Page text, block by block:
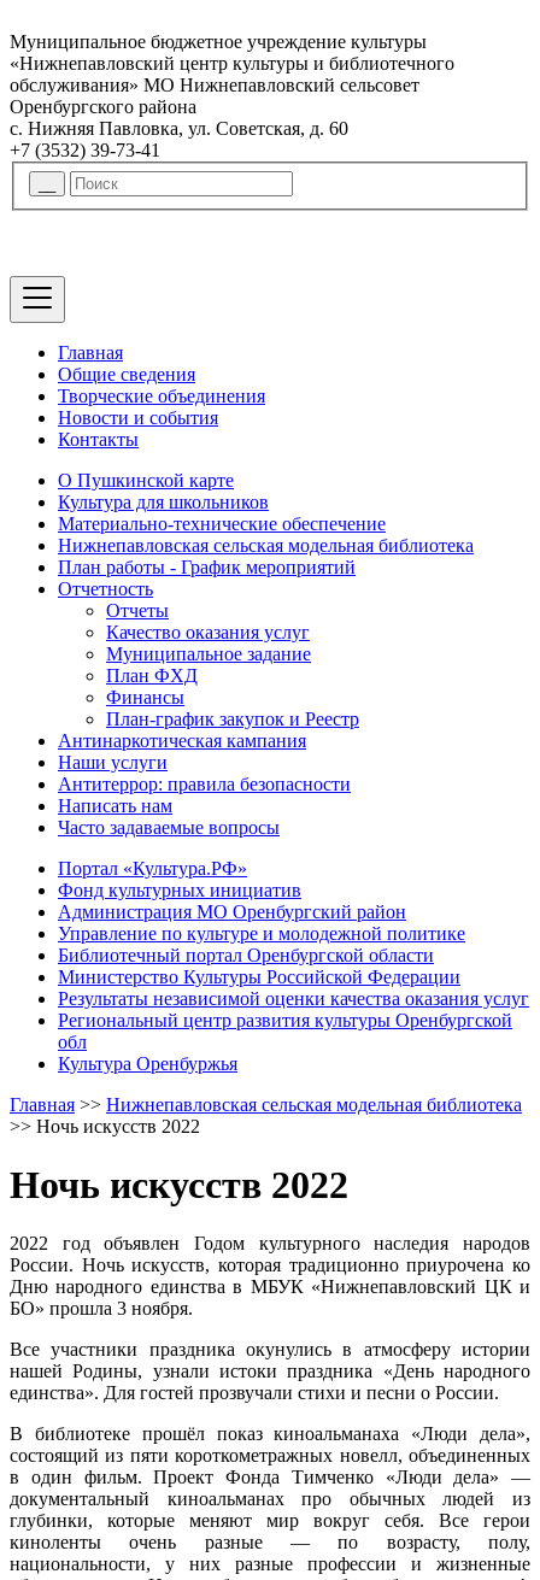
Муниципальное бюджетное учреждение культуры
«Нижнепавловский центр культуры и библиотечного
обслуживания» МО Нижнепавловский сельсовет
Оренбургского района
с. Нижняя Павловка, ул. Советская, д. 60
+7 (3532) 39-73-41
Главная
Общие сведения
Творческие объединения
Новости и события
Контакты
О Пушкинской карте
Культура для школьников
Материально-технические обеспечение
Нижнепавловская сельская модельная библиотека
План работы - График мероприятий
Отчетность
Отчеты
Качество оказания услуг
Муниципальное задание
План ФХД
Финансы
План-график закупок и Реестр
Антинаркотическая кампания
Наши услуги
Антитеррор: правила безопасности
Написать нам
Часто задаваемые вопросы
Портал «Культура.РФ»
Фонд культурных инициатив
Администрация МО Оренбургский район
Управление по культуре и молодежной политике
Библиотечный портал Оренбургской области
Министерство Культуры Российской Федерации
Результаты независимой оценки качества оказания услуг
Региональный центр развития культуры Оренбургской
обл
Культура Оренбуржья
Главная >> Нижнепавловская сельская модельная библиотека
>> Ночь искусств 2022
Ночь искусств 2022
2022 год объявлен Годом культурного наследия народов
России. Ночь искусств, которая традиционно приурочена ко
Дню народного единства в МБУК «Нижнепавловский ЦК и
БО» прошла 3 ноября.
Все участники праздника окунулись в атмосферу истории
нашей Родины, узнали истоки праздника «День народного
единства». Для гостей прозвучали стихи и песни о России.
В библиотеке прошёл показ киноальманаха «Люди дела»,
состоящий из пяти короткометражных новелл, объединенных
в один фильм. Проект Фонда Тимченко «Люди дела» —
документальный киноальманах про обычных людей из
глубинки, которые меняют мир вокруг себя. Все герои
киноленты очень разные — по возрасту, полу,
национальности, у них разные профессии и жизненные